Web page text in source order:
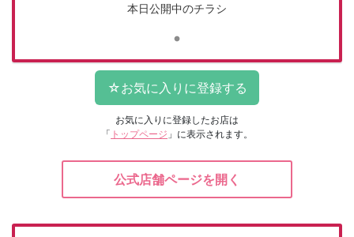
本日公開中のチラシ
お気に入りに登録したお店は
「 トップページ 」に表示されます。
公式店舗ページを開く